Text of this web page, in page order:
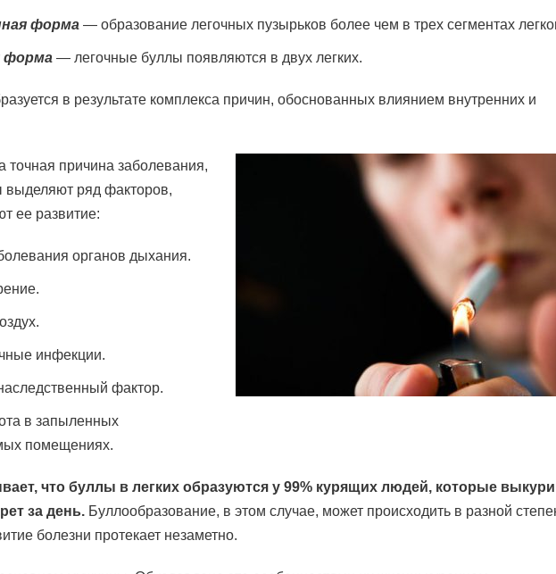
форма — образование легочных пузырьков более чем в трех сегментах
форма — легочные буллы появляются в двух легких.
в результате комплекса причин, обоснованных влиянием внутренних и
точная причина заболевания,
выделяют ряд факторов,
ее развитие:
органов дыхания.
инфекции.
фактор.
в запыленных
помещениях.
что буллы в легких образуются у 99% курящих людей, которые
за день. Буллообразование, в этом случае, может происходить в разной
болезни протекает незаметно.